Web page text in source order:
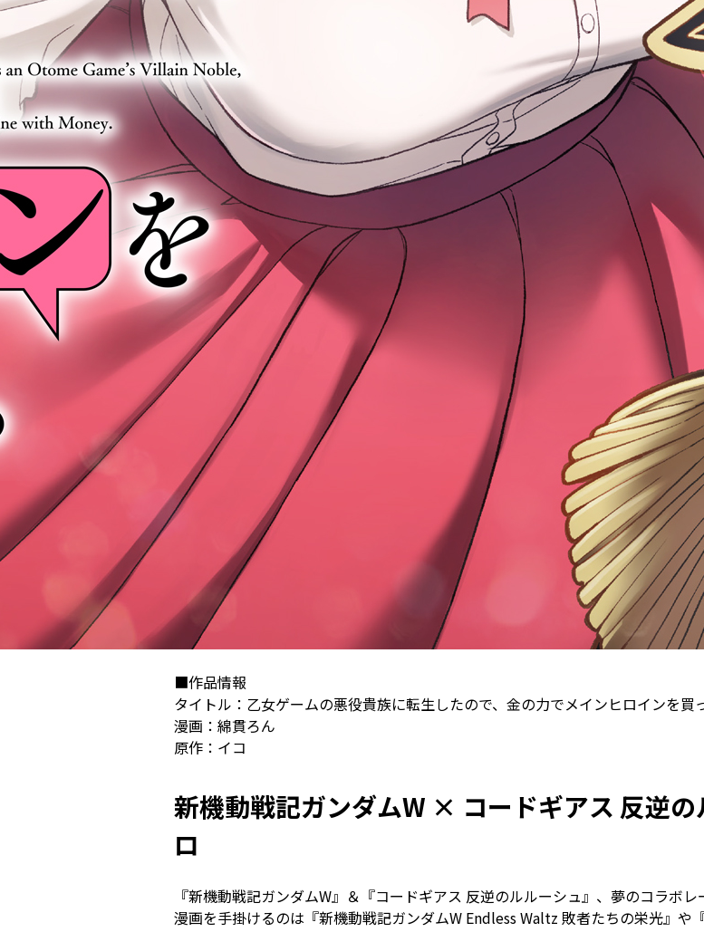
■作品情報
タイトル：乙女ゲームの悪役貴族に転生したので、金の力でメインヒロインを買
漫画：綿貫ろん
原作： イコ
新機動戦記ガンダムW × コードギアス 反逆
ロ
『新機動戦記ガンダムW』＆『コードギアス 反逆のルルーシュ』、夢のコラボレ
漫画を手掛けるのは『新機動戦記ガンダムW Endless Waltz 敗者たちの栄光』や